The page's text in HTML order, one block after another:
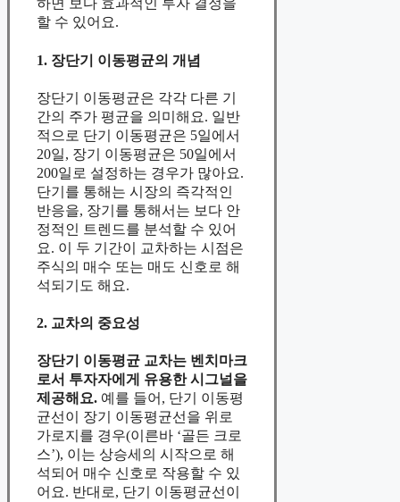
하면 보다 효과적인 투자 결정을
할 수 있어요.
1. 장단기 이동평균의 개념
장단기 이동평균은 각각 다른 기
간의 주가 평균을 의미해요. 일반
적으로 단기 이동평균은 5일에서
20일, 장기 이동평균은 50일에서
200일로 설정하는 경우가 많아요.
단기를 통해는 시장의 즉각적인
반응을, 장기를 통해서는 보다 안
정적인 트렌드를 분석할 수 있어
요. 이 두 기간이 교차하는 시점은
주식의 매수 또는 매도 신호로 해
석되기도 해요.
2. 교차의 중요성
장단기 이동평균 교차는 벤치마크
로서 투자자에게 유용한 시그널을
제공해요. 예를 들어, 단기 이동평
균선이 장기 이동평균선을 위로
가로지를 경우(이른바 ‘골든 크로
스’), 이는 상승세의 시작으로 해
석되어 매수 신호로 작용할 수 있
어요. 반대로, 단기 이동평균선이